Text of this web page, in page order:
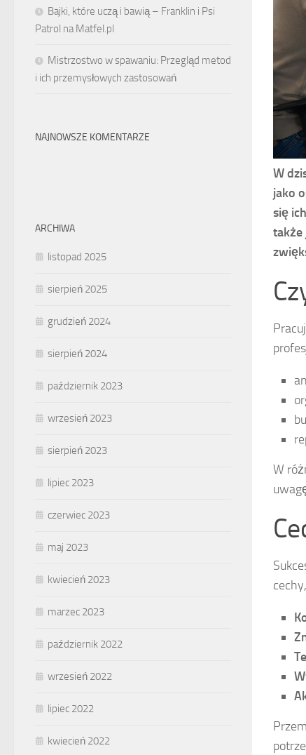
W
jako
się
także
W
Bajki, które uczą i bawią – Franklin i Psi
Patrol na Matfel.pl
Mistrzostwo w spawaniu: Przegląd metod
i ich przemysłowych zastosowań
NAJNOWSZE KOMENTARZE
ARCHIWA
listopad 2025
sierpień 2025
grudzień 2024
sierpień 2024
październik 2023
wrzesień 2023
sierpień 2023
lipiec 2023
czerwiec 2023
maj 2023
kwiecień 2023
marzec 2023
październik 2022
wrzesień 2022
lipiec 2022
kwiecień 2022